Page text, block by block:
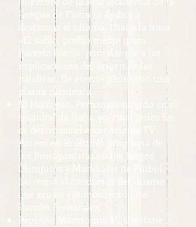
Lengua de Fuera se dedica a
destrozar el idioma. Usaba la frase
«El sufijo, prefijo mefijo (para
hacerlo bien)», para dar pie a las
explicaciones del origen de las
palabras. De eterno pleito con una
planta carnívora.
El Hooligan. Personaje surgido en el
mundial de Italia 90, cuyo único fin
es destrozar el escenario de TV
Azteca en el último programa de
los Protagonistas en los Juegos
Olímpicos y Mundiales de Fútbol,
así como al conductor del mismo
que era en ese momento José
Ramón Fernández.
Pepinno Moretonni, I'll Capitane